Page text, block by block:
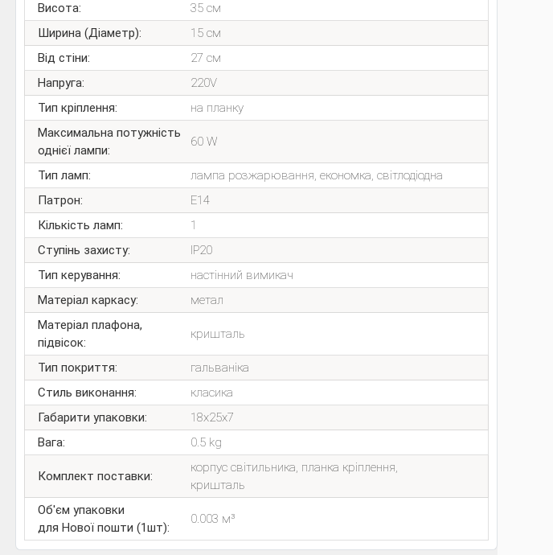
Висота:
35 см
Ширина (Діаметр):
15 см
Від стіни:
27 см
Напруга:
220V
Тип кріплення:
на планку
Максимальна потужність
однієї лампи:
60 W
Тип ламп:
лампа розжарювання, економка, світлодіодна
Патрон:
E14
Кількість ламп:
1
Ступінь захисту:
IP20
Тип керування:
настінний вимикач
Матеріал каркасу:
метал
Матеріал плафона,
підвісок:
кришталь
Тип покриття:
гальваніка
Стиль виконання:
класика
Габарити упаковки:
18x25x7
Вага:
0.5 kg
Комплект поставки:
корпус світильника, планка кріплення,
кришталь
Об'єм упаковки
для Нової пошти (1шт):
0.003 м³